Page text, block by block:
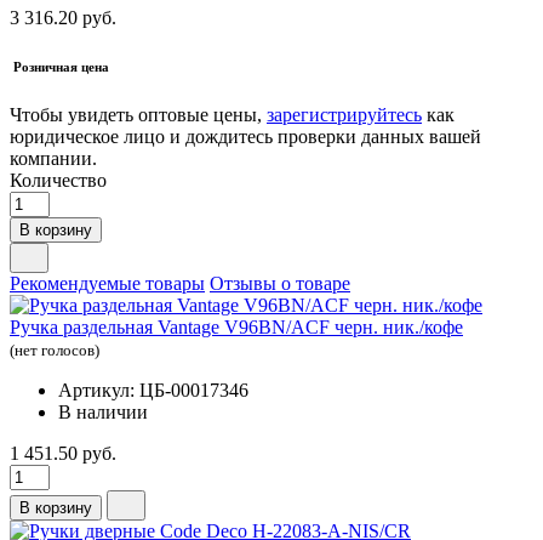
3 316.20 руб.
Розничная цена
Чтобы увидеть оптовые цены, зарегистрируйтесь как
юридическое лицо и дождитесь проверки данных вашей
компании.
Количество
В корзину
Рекомендуемые товары Отзывы о товаре
Ручка раздельная Vantage V96BN/ACF черн. ник./кофе
(нет голосов)
Артикул: ЦБ-00017346
В наличии
1 451.50 руб.
В корзину